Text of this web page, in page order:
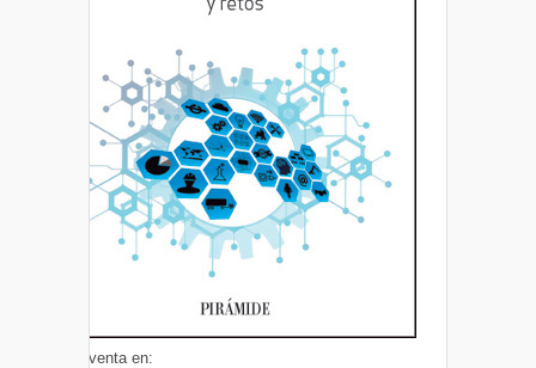
A la venta en: